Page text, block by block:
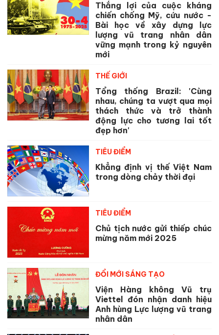
Thắng lợi của cuộc kháng
chiến chống Mỹ, cứu nước -
Bài học về xây dựng lực
lượng vũ trang nhân dân
vững mạnh trong kỷ nguyên
mới
THẾ GIỚI
Tổng thống Brazil: 'Cùng
nhau, chúng ta vượt qua mọi
thách thức và trở thành
động lực cho tương lai tốt
đẹp hơn'
TIÊU ĐIỂM
Khẳng định vị thế Việt Nam
trong dòng chảy thời đại
TIÊU ĐIỂM
Chủ tịch nước gửi thiếp chúc
mừng năm mới 2025
ĐỔI MỚI SÁNG TẠO
Viện Hàng không Vũ trụ
Viettel đón nhận danh hiệu
Anh hùng Lực lượng vũ trang
nhân dân